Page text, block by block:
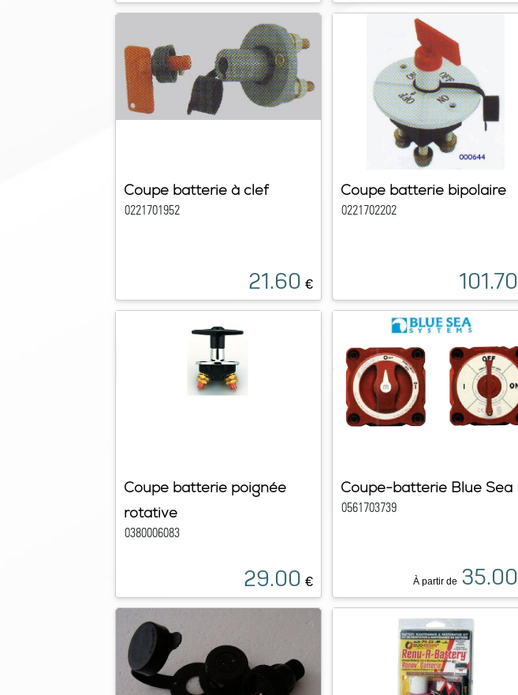
Coupe batterie à clef
0221701952
21.60 €
Coupe batterie bipolaire
0221702202
101.70
Coupe batterie poignée
rotative
0380006083
29.00 €
Coupe-batterie Blue Sea
0561703739
À partir de 35.00